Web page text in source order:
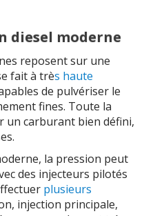
diesel moderne
reposent sur une
fait à très haute
de pulvériser le
fines. Toute la
un carburant bien défini,
la pression peut
des injecteurs pilotés
plusieurs
injection principale,